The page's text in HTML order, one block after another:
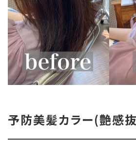
予防美髪カラー(艶感